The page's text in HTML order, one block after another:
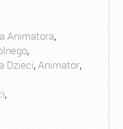
Animatora,
,
Dzieci,Animator,
,